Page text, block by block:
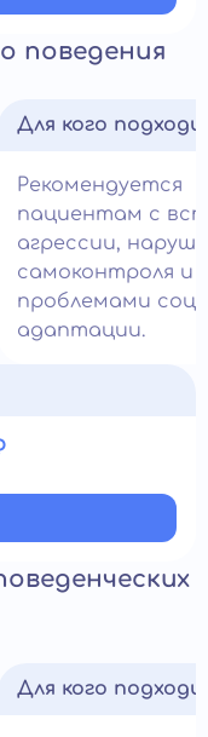
поведения
Для кого
Рекомендуется
пациентам с
агрессии,
самоконтроля и
проблемами
адаптации.
Для кого